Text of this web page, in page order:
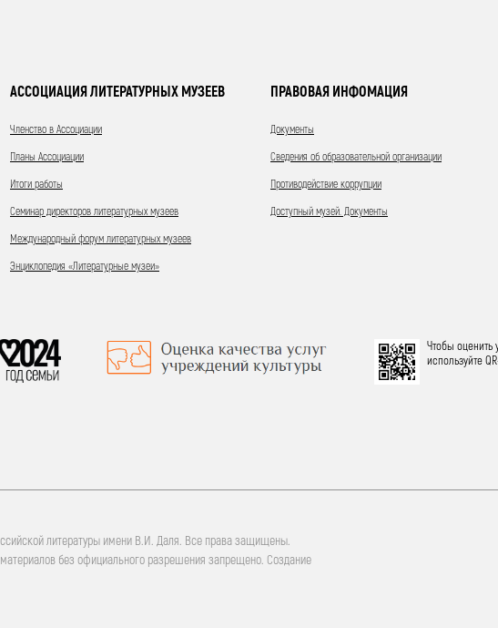
АССОЦИАЦИЯ ЛИТЕРАТУРНЫХ МУЗЕЕВ
Членство в Ассоциации
Планы Ассоциации
Итоги работы
Семинар директоров литературных музеев
Международный форум литературных музеев
Энциклопедия «Литературные музеи»
ПРАВОВАЯ ИНФОМАЦИЯ
Документы
Сведения об образовательной организации
Противодействие коррупции
Доступный музей. Документы
Чтобы оценить
используйте
литературы имени В.И. Даля. Все права защищены.
без официального разрешения запрещено. Создание